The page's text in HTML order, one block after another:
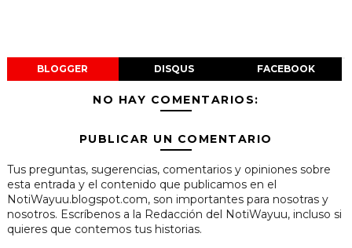
BLOGGER DISQUS FACEBOOK
NO HAY COMENTARIOS:
PUBLICAR UN COMENTARIO
Tus preguntas, sugerencias, comentarios y opiniones sobre
esta entrada y el contenido que publicamos en el
NotiWayuu.blogspot.com, son importantes para nosotras y
nosotros. Escríbenos a la Redacción del NotiWayuu, incluso si
quieres que contemos tus historias.